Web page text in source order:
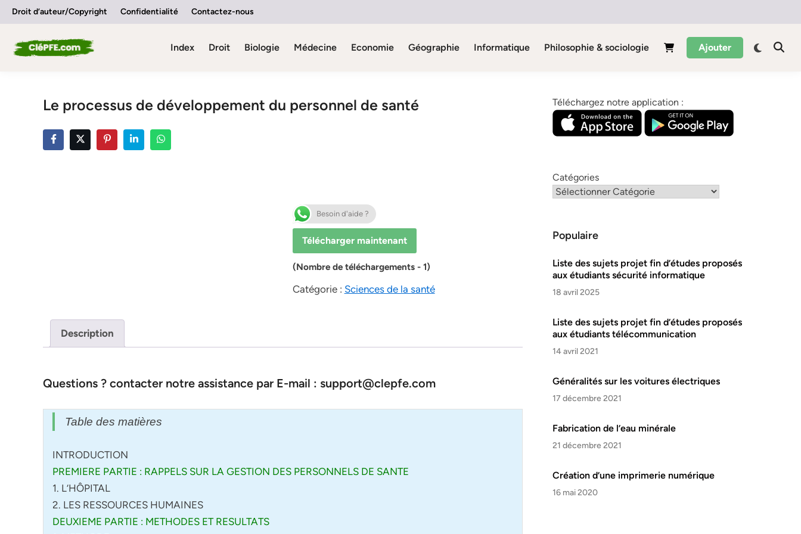
SkipDroit d’auteur/Copyright Confidentialité Contactez-nous
Index Droit Biologie Médecine Economie Géographie Informatique Philosophie & sociologie Ajouter
Le processus de développement du personnel de santé
Besoin d'aide ?
Télécharger maintenant
(Nombre de téléchargements - 1)
Catégorie : Sciences de la santé
Description
Questions ? contacter notre assistance par E-mail : support@clepfe.com
Table des matières
INTRODUCTION
PREMIERE PARTIE : RAPPELS SUR LA GESTION DES PERSONNELS DE SANTE
1. L’HÔPITAL
2. LES RESSOURCES HUMAINES
DEUXIEME PARTIE : METHODES ET RESULTATS
Téléchargez notre application :
Catégories
Populaire
Liste des sujets projet fin d’études proposés
aux étudiants sécurité informatique
18 avril 2025
Liste des sujets projet fin d’études proposés
aux étudiants télécommunication
14 avril 2021
Généralités sur les voitures électriques
17 décembre 2021
Fabrication de l’eau minérale
21 décembre 2021
Création d’une imprimerie numérique
16 mai 2020